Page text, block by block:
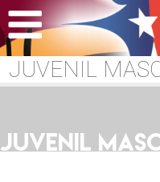
JUVENIL
JUVENIL